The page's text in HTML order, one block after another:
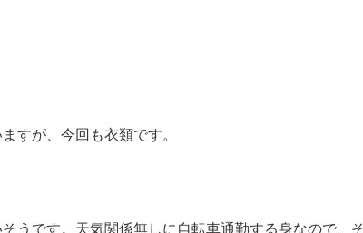
すが、今回も衣類です。
うです。天気関係無しに自転車通勤する身なので、